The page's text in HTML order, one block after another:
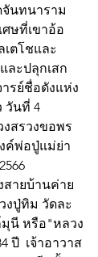
นทนาราม
ศษที่เขาอ้อ
เตโชและ
ละปลุกเสก
รย์ชื่อดังแห่ง
วันที่ 4
งสรวงขอพร
ค์พ่อปู่แม่ย่า
สายบ้านค่าย
งปู่ทิม วัดละ
นี หรือ"หลวง
ปี  เจ้าอาวาส